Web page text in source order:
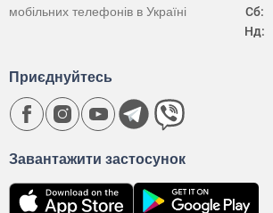
Сб:
Нд:
мобільних телефонів в Україні
Завантажити застосунок
Приєднуйтесь